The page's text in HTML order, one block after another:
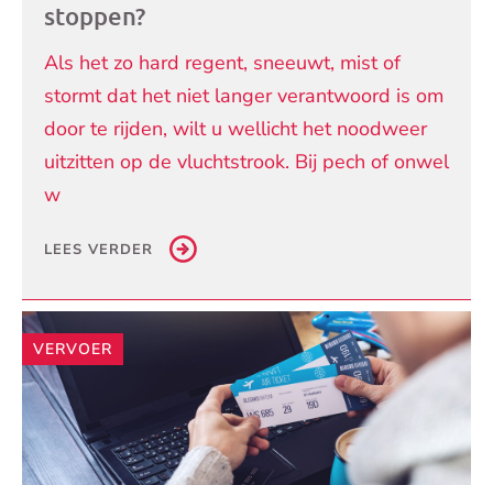
stoppen?
Als het zo hard regent, sneeuwt, mist of
stormt dat het niet langer verantwoord is om
door te rijden, wilt u wellicht het noodweer
uitzitten op de vluchtstrook. Bij pech of onwel
w
LEES VERDER
VERVOER